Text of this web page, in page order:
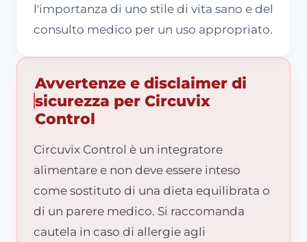
l'importanza di uno stile di vita sano e del
consulto medico per un uso appropriato.
Avvertenze e disclaimer di
sicurezza per Circuvix
Control
Circuvix Control è un integratore
alimentare e non deve essere inteso
come sostituto di una dieta equilibrata o
di un parere medico. Si raccomanda
cautela in caso di allergie agli